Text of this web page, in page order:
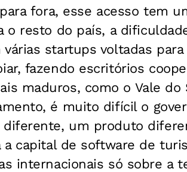
fora, esse acesso tem
o resto do país, a
várias startups voltadas
fazendo escritórios
maduros, como o Vale
é muito difícil o
um produto
a capital de software de
internacionais só sobre a